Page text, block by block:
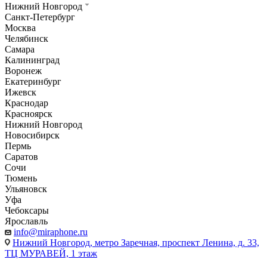
Нижний Новгород
Санкт-Петербург
Москва
Челябинск
Самара
Калининград
Воронеж
Екатеринбург
Ижевск
Краснодар
Красноярск
Нижний Новгород
Новосибирск
Пермь
Саратов
Сочи
Тюмень
Ульяновск
Уфа
Чебоксары
Ярославль
info@miraphone.ru
Нижний Новгород, метро Заречная, проспект Ленина, д. 33,
ТЦ МУРАВЕЙ, 1 этаж